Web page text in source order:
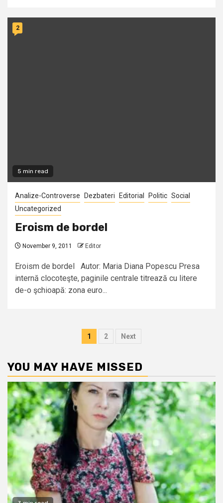
5 min read
2
Analize-Controverse Dezbateri Editorial Politic Social
Uncategorized
Eroism de bordel
November 9, 2011 Editor
Eroism de bordel Autor: Maria Diana Popescu Presa
internă clocoteşte, paginile centrale titrează cu litere
de-o şchioapă: zona euro...
Posts
1 2 Next
YOU MAY HAVE MISSED